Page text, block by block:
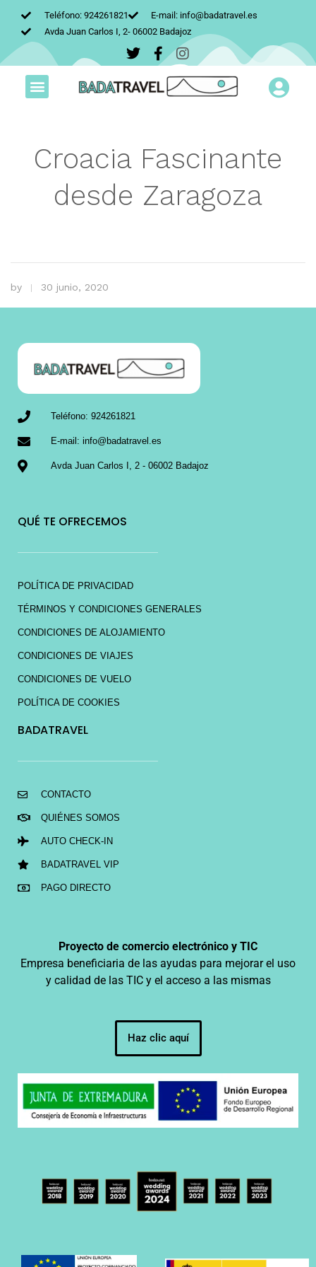
Teléfono: 924261821
E-mail: info@badatravel.es
Avda Juan Carlos I, 2- 06002 Badajoz
Croacia Fascinante
desde Zaragoza
by 30 junio, 2020
Teléfono: 924261821
E-mail: info@badatravel.es
Avda Juan Carlos I, 2 - 06002 Badajoz
QUÉ TE OFRECEMOS
POLÍTICA DE PRIVACIDAD
TÉRMINOS Y CONDICIONES GENERALES
CONDICIONES DE ALOJAMIENTO
CONDICIONES DE VIAJES
CONDICIONES DE VUELO
POLÍTICA DE COOKIES
BADATRAVEL
CONTACTO
QUIÉNES SOMOS
AUTO CHECK-IN
BADATRAVEL VIP
PAGO DIRECTO
Proyecto de comercio electrónico y TIC
Empresa beneficiaria de las ayudas para mejorar el uso
y calidad de las TIC y el acceso a las mismas
Haz clic aquí